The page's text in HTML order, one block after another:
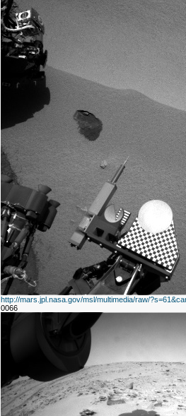
http://mars.jpl.nasa.gov/msl/multimedia/raw/
0066